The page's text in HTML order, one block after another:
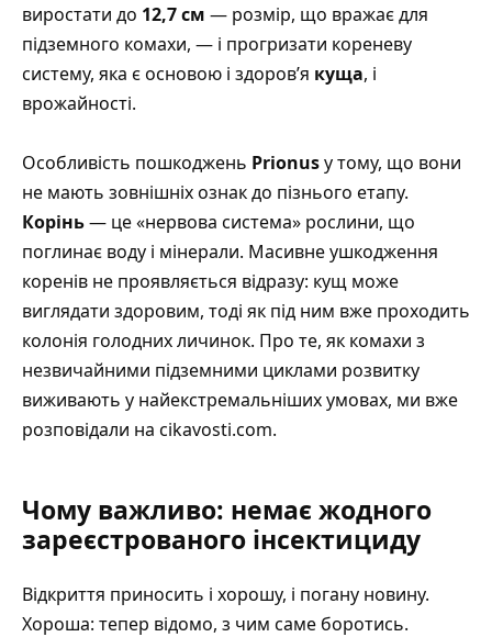
виростати до 12,7 см — розмір, що вражає для
підземного комахи, — і прогризати кореневу
систему, яка є основою і здоров’я куща, і
врожайності.
Особливість пошкоджень Prionusу тому, що вони
не мають зовнішніх ознак до пізнього етапу.
Корінь— це «нервова система» рослини, що
поглинає воду і мінерали. Масивне ушкодження
коренів не проявляється відразу: кущ може
виглядати здоровим, тоді як під ним вже проходить
колонія голодних личинок. Про те, як комахи з
незвичайними підземними циклами розвитку
виживають у найекстремальніших умовах, ми вже
розповідали на cikavosti.com.
Чому важливо: немає жодного
зареєстрованого інсектициду
Відкриття приносить і хорошу, і погану новину.
Хороша: тепер відомо, з чим саме боротись.